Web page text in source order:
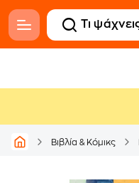
Βιβλία & Κόμικς